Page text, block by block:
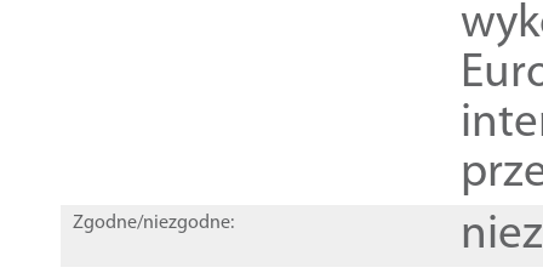
Zgodne/niezgodne: